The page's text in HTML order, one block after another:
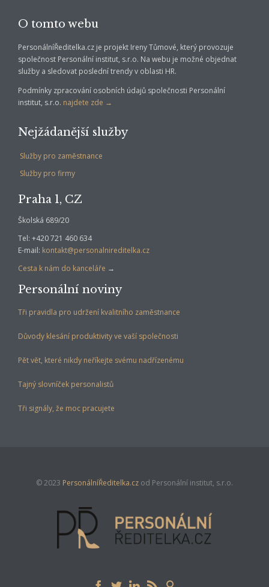
O tomto webu
PersonálníŘeditelka.cz je projekt Ireny Tůmové, který provozuje
společnost Personální institut, s.r.o. Na webu je možné objednat
služby a sledovat poslední trendy v oblasti HR.
Podmínky zpracování osobních údajů společnosti Personální
institut, s.r.o. najdete zde →
Nejžádanější služby
Služby pro zaměstnance
Služby pro firmy
Praha 1, CZ
Školská 689/20
Tel: +420 721 460 634
E-mail: kontakt@personalnireditelka.cz
Cesta k nám do kanceláře →
Personální noviny
Tři pravidla pro udržení kvalitního zaměstnance
Důvody klesání produktivity ve vaší společnosti
Pět vět, které nikdy neříkejte svému nadřízenému
Tajný slovníček personalistů
Tři signály, že moc pracujete
© 2023 PersonálníŘeditelka.cz od Personální institut, s.r.o.